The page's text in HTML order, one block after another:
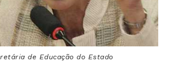
de Educação do Estado